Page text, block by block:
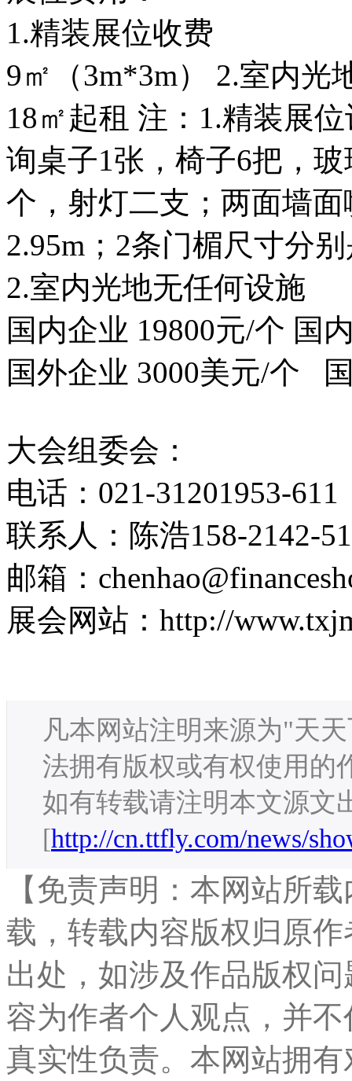
1.精装展位收费
9㎡（3m*3m） 2.室内光
18㎡起租 注：1.精装展
询桌子1张，椅子6把，
个，射灯二支；两面墙
2.95m；2条门楣尺寸分
2.室内光地无任何设施
国内企业 19800元/个 国
国外企业 3000美元/个
大会组委会：
电话：021-31201953-611
联系人：陈浩158-2142-
邮箱：
展会网站：http://
凡本网站注明来源为"天
法拥有版权或有权使用的
如有转载请注明本文源文
[http://cn.ttfly.com/news/
【免责声明：本网站所
载，转载内容版权归原
出处，如涉及作品版权
容为作者个人观点，并
真实性负责。本网站拥